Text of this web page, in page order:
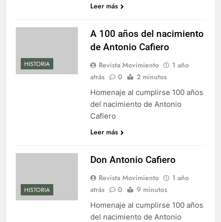
Leer más
HISTORIA
A 100 años del nacimiento
de Antonio Cafiero
Revista Movimiento
1 año
atrás
0 2 minutos
Homenaje al cumplirse 100 años
del nacimiento de Antonio
Cafiero
Leer más
HISTORIA
Don Antonio Cafiero
Revista Movimiento
1 año
atrás
0 9 minutos
Homenaje al cumplirse 100 años
del nacimiento de Antonio